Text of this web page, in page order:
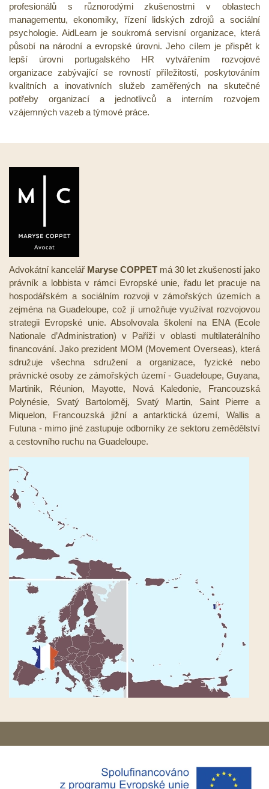
profesionálů s různorodými zkušenostmi v oblastech
managementu, ekonomiky, řízení lidských zdrojů a sociální
psychologie. AidLearn je soukromá servisní organizace, která
působí na národní a evropské úrovni. Jeho cílem je přispět k
lepší úrovni portugalského HR vytvářením rozvojové
organizace zabývající se rovností příležitostí, poskytováním
kvalitních a inovativních služeb zaměřených na skutečné
potřeby organizací a jednotlivců a interním rozvojem
vzájemných vazeb a týmové práce.
Advokátní kancelář Maryse COPPET má 30 let zkušeností jako
právník a lobbista v rámci Evropské unie, řadu let pracuje na
hospodářském a sociálním rozvoji v zámořských územích a
zejména na Guadeloupe, což jí umožňuje využívat rozvojovou
strategii Evropské unie. Absolvovala školení na ENA (Ecole
Nationale d’Administration) v Paříži v oblasti multilaterálního
financování. Jako prezident MOM (Movement Overseas), která
sdružuje všechna sdružení a organizace, fyzické nebo
právnické osoby ze zámořských území - Guadeloupe, Guyana,
Martinik, Réunion, Mayotte, Nová Kaledonie, Francouzská
Polynésie, Svatý Bartoloměj, Svatý Martin, Saint Pierre a
Miquelon, Francouzská jižní a antarktická území, Wallis a
Futuna - mimo jiné zastupuje odborníky ze sektoru zemědělství
a cestovního ruchu na Guadeloupe.